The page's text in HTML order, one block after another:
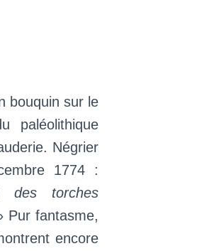
bouquin sur le
paléolithique
Négrier
1774 :
des torches
Pur fantasme,
encore